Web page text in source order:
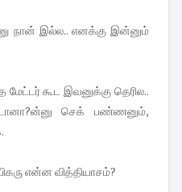
நான் இல்ல.. எனக்கு இன்னும்
கூட இவனுக்கு தெரில..
செக் பண்ணனும்,
என்ன வித்தியாசம்?